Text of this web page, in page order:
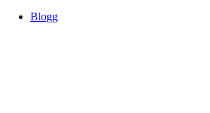
Blogg